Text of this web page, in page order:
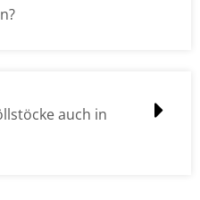
auch in